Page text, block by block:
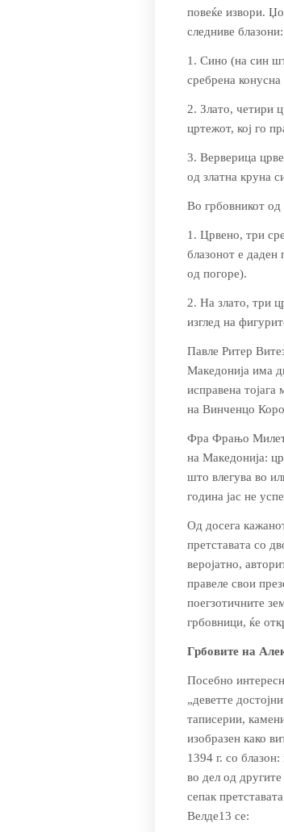
повеќе извори.
следниве блазони:
1. Сино (на син
сребрена
2. Злато, четири
цртежот, кој го
3. Верверица
од златна круна
Во грбовникот од
1. Црвено, три
блазонот е даден
од погоре).
2. На злато, три
изглед на
Павле Ритер
Македонија има
исправена
на Винченцо
Фра Фрањо
на Мaкедонија:
што влегува во
година јас не
Од досега
претставата со
веројатно,
правеле свои
поегзотичните
грбовници, ќе
Грбовите на
Посебно
„деветте
таписерии,
изобразен како
1394 г. со
во дел од
сепак
Велде13 се: